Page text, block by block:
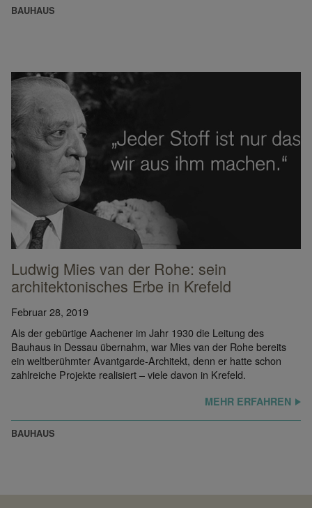
Die S. R. Crown Hall auf dem Campus des Illinois Institute of
BAUHAUS
Ludwig Mies van der Rohe: sein
architektonisches Erbe in Krefeld
Februar 28, 2019
Als der gebürtige Aachener im Jahr 1930 die Leitung des
Bauhaus in Dessau übernahm, war Mies van der Rohe bereits
ein weltberühmter Avantgarde-Architekt, denn er hatte schon
zahlreiche Projekte realisiert – viele davon in Krefeld.
MEHR ERFAHREN
BAUHAUS